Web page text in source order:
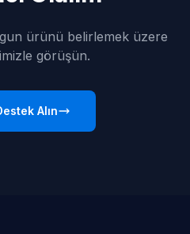
ürünü belirlemek üzere
görüşün.
Alın